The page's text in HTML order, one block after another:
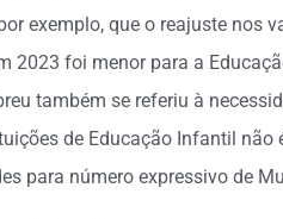
exemplo, que o reajuste nos
2023 foi menor para a
também se referiu à
de Educação Infantil não
para número expressivo de